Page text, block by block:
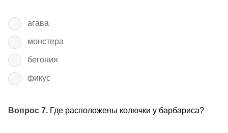
агава
монстера
бегония
фикус
Вопрос 7. Где расположены колючки у барбариса?